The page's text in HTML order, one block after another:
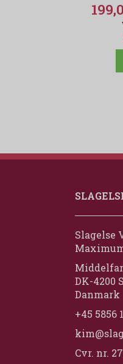
Slagelse
DK-4200
Danmark
+45 5856
Cvr. nr.